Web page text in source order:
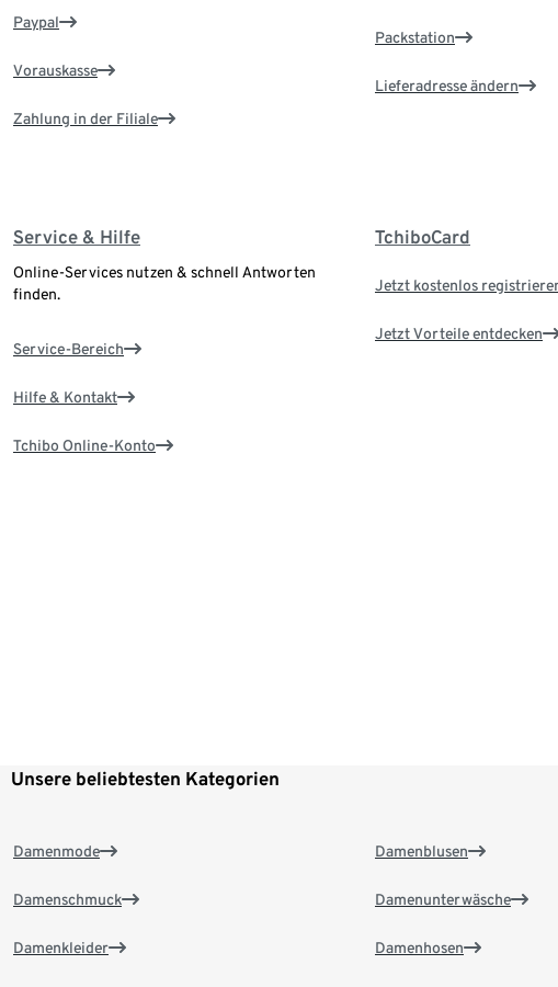
Paypal
Vorauskasse
Zahlung in der Filiale
Packstation
Lieferadresse ändern
Service & Hilfe
Online-Services nutzen & schnell Antworten
finden.
Service-Bereich
Hilfe & Kontakt
Tchibo Online-Konto
TchiboCard
Jetzt kostenlos
Jetzt Vorteile entdecken
Unsere beliebtesten Kategorien
Damenmode
Damenschmuck
Damenkleider
Damenblusen
Damenunterwäsche
Damenhosen